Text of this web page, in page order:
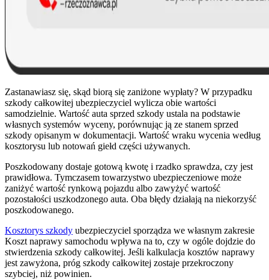
Zastanawiasz się, skąd biorą się zaniżone wypłaty? W przypadku
szkody całkowitej ubezpieczyciel wylicza obie wartości
samodzielnie. Wartość auta sprzed szkody ustala na podstawie
własnych systemów wyceny, porównując ją ze stanem sprzed
szkody opisanym w dokumentacji. Wartość wraku wycenia według
kosztorysu lub notowań giełd części używanych.
Poszkodowany dostaje gotową kwotę i rzadko sprawdza, czy jest
prawidłowa. Tymczasem towarzystwo ubezpieczeniowe może
zaniżyć wartość rynkową pojazdu albo zawyżyć wartość
pozostałości uszkodzonego auta. Oba błędy działają na niekorzyść
poszkodowanego.
Kosztorys szkody ubezpieczyciel sporządza we własnym zakresie
Koszt naprawy samochodu wpływa na to, czy w ogóle dojdzie do
stwierdzenia szkody całkowitej. Jeśli kalkulacja kosztów naprawy
jest zawyżona, próg szkody całkowitej zostaje przekroczony
szybciej, niż powinien.